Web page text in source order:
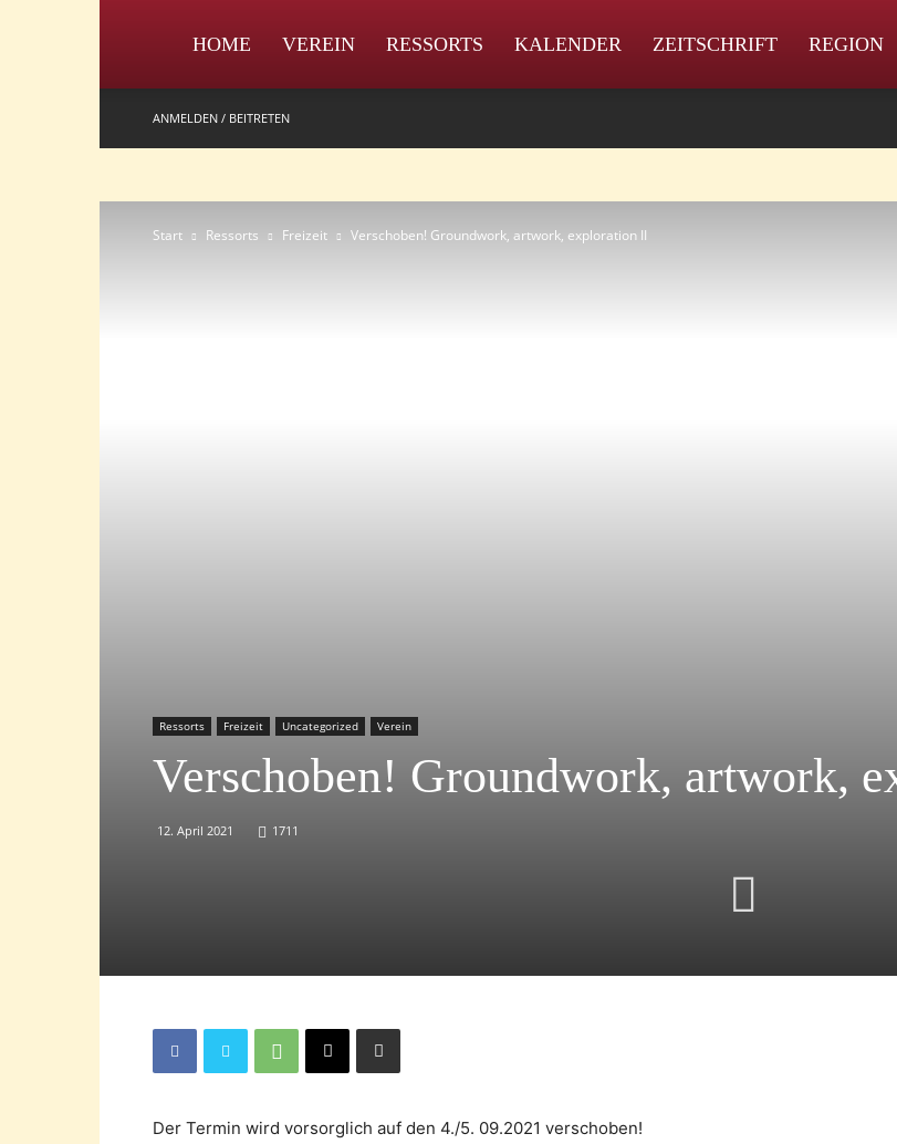
IPZV
HOME VEREIN RESSORTS KALENDER ZEITSCHRIFT REGION
ANMELDEN / BEITRETEN
Start Ressorts Freizeit Verschoben! Groundwork, artwork, exploration II
Ressorts Freizeit Uncategorized Verein
Verschoben! Groundwork, artwork,
12. April 2021 1711
Der Termin wird vorsorglich auf den 4./5. 09.2021 verschoben!